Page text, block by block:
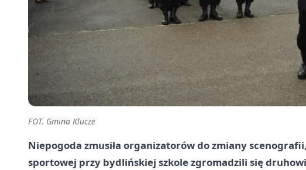
FOT. Gmina Klucze
Niepogoda zmusiła organizatorów do zmiany
sportowej przy bydlińskiej szkole zgromadzili się